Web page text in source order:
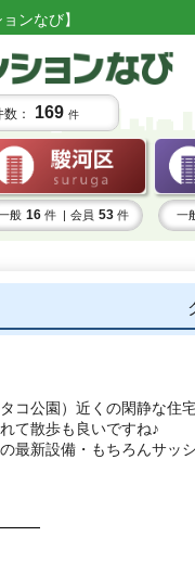
ンなび】
： 169 件
般 16 件 | 会員 53 件 一
コ公園）近くの閑静な住
て散歩も良いですね♪
最新設備・もちろんサッ